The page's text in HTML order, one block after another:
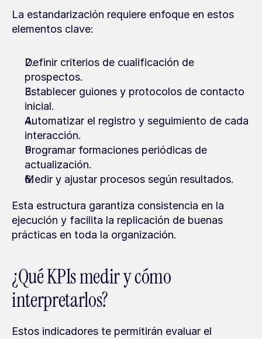
La estandarización requiere enfoque en estos
elementos clave:
Definir criterios de cualificación de
prospectos.
Establecer guiones y protocolos de contacto
inicial.
Automatizar el registro y seguimiento de cada
interacción.
Programar formaciones periódicas de
actualización.
Medir y ajustar procesos según resultados.
Esta estructura garantiza consistencia en la
ejecución y facilita la replicación de buenas
prácticas en toda la organización.
¿Qué KPIs medir y cómo
interpretarlos?
Estos indicadores te permitirán evaluar el